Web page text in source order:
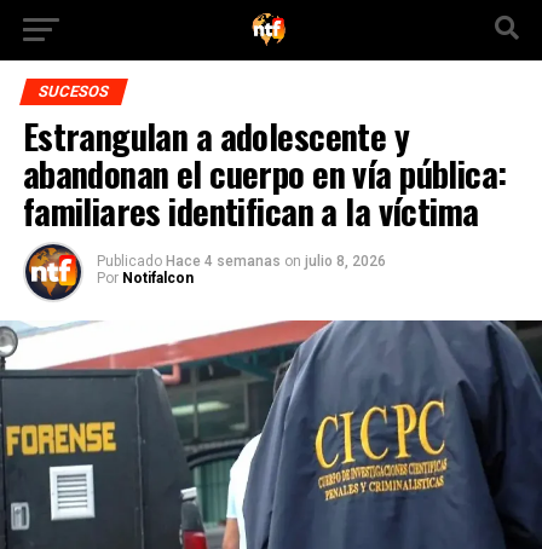
SUCESOS
Estrangulan a adolescente y
abandonan el cuerpo en vía pública:
familiares identifican a la víctima
Publicado Hace 4 semanas on julio 8, 2026
Por Notifalcon